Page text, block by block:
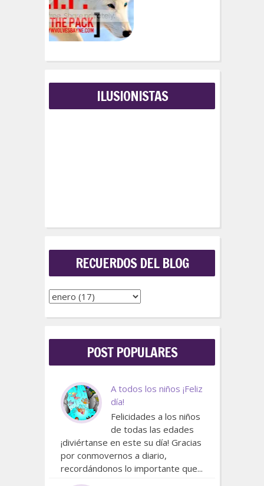
ILUSIONISTAS
RECUERDOS DEL BLOG
POST POPULARES
A todos los niños ¡Feliz
día!
Felicidades a los niños
de todas las edades
¡diviértanse en este su día! Gracias
por conmovernos a diario,
recordándonos lo importante que...